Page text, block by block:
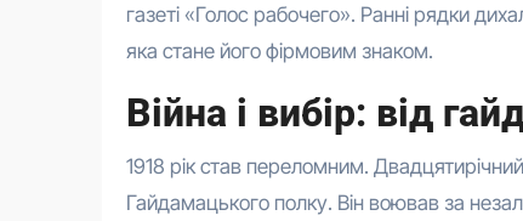
газеті «Голос рабочего». Ранні рядки
яка стане його фірмовим знаком.
Війна і вибір: від
1918 рік став переломним.
Гайдамацького полку. Він воював за